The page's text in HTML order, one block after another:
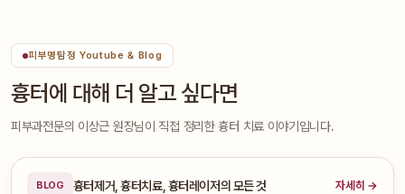
피부명탐정 Youtube & Blog
흉터에 대해 더 알고 싶다면
피부과전문의 이상근 원장님이 직접 정리한 흉터 치료 이야기입니다.
BLOG 흉터제거, 흉터치료, 흉터레이저의 모든 것 자세히 →